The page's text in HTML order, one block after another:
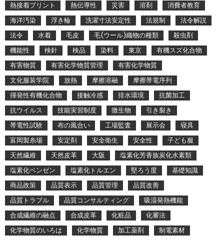
熱接着プリント
熱伝導性 災害 溶剤
消費者教育
海洋汚染
浮き輪 洗濯寸法安定性 法規制
法令解説
法令
水着 毛皮 毛(ウール)織物の種類
殺虫剤
機能性
検針 検品 染料 東京
有機スズ化合物
有害物質
有害化学物質管理
有害化学物質
文化服装学院
放熱 摩擦溶融
摩擦帯電序列
揮発性有機化合物
接触冷感 排水環境
抗菌加工
抗ウイルス
技能実習制度 微生物
引き裂き
帯電性試験
布の風合い 工場監査 展示会
寝具
富岡製糸場
安定剤 安全衛生 安全性
子ども服
天然繊維
天然皮革 大阪
塩素化芳香族炭化水素類
塩素化ベンゼン
塩素化トルエン 堅ろう度
基礎知識
商品政策
品質表示 品質管理
品質改善
品質トラブル
品質コンサルティング
吸湿発熱機能
合成繊維の融点
合成皮革 化粧品
化審法
化学物質のいろは
化学物質 加工薬剤
制電素材